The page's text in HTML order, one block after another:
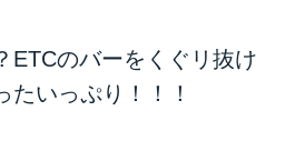
ETCのバーをくぐリ抜け
たいっぷり！！！